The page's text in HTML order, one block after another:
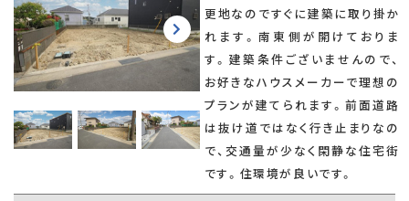
更地なのですぐに建築に取り掛か
れます。南東側が開けておりま
す。建築条件ございませんので、
お好きなハウスメーカーで理想の
プランが建てられます。前面道路
は抜け道ではなく行き止まりなの
で、交通量が少なく閑静な住宅街
です。住環境が良いです。